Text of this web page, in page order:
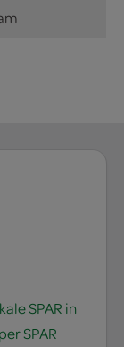
SPAR in
SPAR